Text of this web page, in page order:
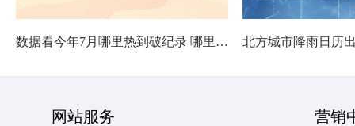
数据看今年7月哪里热到破纪录 哪里暑热连轴转
网站服务 营销